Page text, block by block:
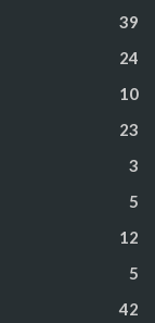
39
24
10
23
3
5
12
5
42